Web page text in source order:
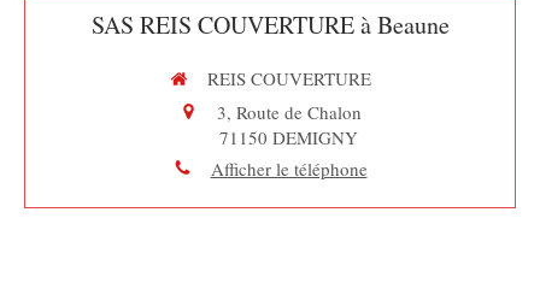
SAS REIS COUVERTURE à Beaune
REIS COUVERTURE
3, Route de Chalon
71150 DEMIGNY
Afficher le téléphone